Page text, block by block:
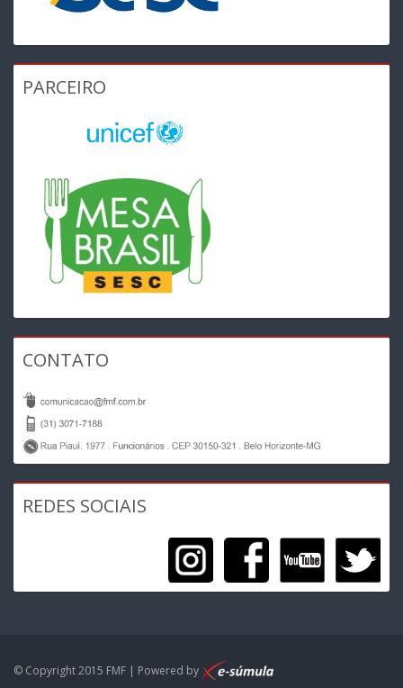
PARCEIRO
CONTATO
REDES SOCIAIS
© Copyright 2015 FMF | Powered by